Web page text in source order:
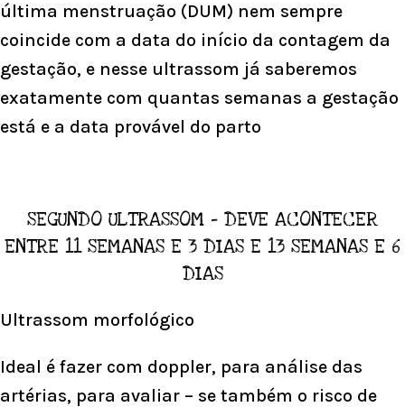
última menstruação (DUM) nem sempre
coincide com a data do início da contagem da
gestação, e nesse ultrassom já saberemos
exatamente com quantas semanas a gestação
está e a data provável do parto
SEGUNDO ULTRASSOM – DEVE ACONTECER
ENTRE 11 SEMANAS E 3 DIAS E 13 SEMANAS E 6
DIAS
Ultrassom morfológico
Ideal é fazer com doppler, para análise das
artérias, para avaliar – se também o risco de